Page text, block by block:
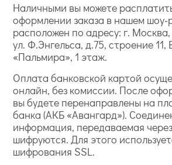
Наличными вы можете
оформлении заказа в нашем шоу-
расположен по адресу: г.
ул. Ф.Энгельса, д.75, строение
«Пальмира», 1 этаж.
Оплата банковской картой
онлайн, без комиссии. После
вы будете перенаправлены на
банка (АКБ «Авангард»).
информация, передаваемая
шифруются. Для этого
шифрования SSL.